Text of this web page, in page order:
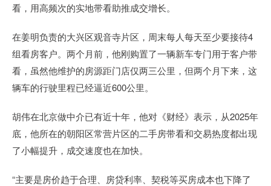
看，用高频次的实地带看助推成交增长。
在姜明负责的大兴区观音寺片区，周末每人每天至少要接待4
组看房客户。两个月前，他刚购置了一辆新车专门用于客户带
看，虽然他维护的房源距门店仅两三公里，但两个月下来，这
辆车的行驶里程已经逼近600公里。
胡伟在北京做中介已有近十年，他对《财经》表示，从2025年
底，他所在的朝阳区常营片区的二手房带看和交易热度都出现
了小幅提升，成交速度也在加快。
“主要是房价趋于合理、房贷利率、契税等买房成本也下降了